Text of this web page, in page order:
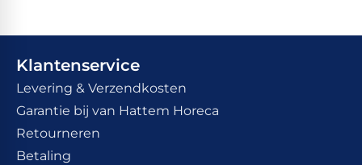
Klantenservice
Levering & Verzendkosten
Garantie bij van Hattem Horeca
Retourneren
Betaling